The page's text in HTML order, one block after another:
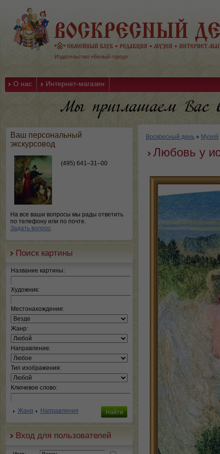
Издательство «Белый город»
О нас Интернет-магазин
Ваш персональный
экскурсовод
(495) 641–31–00
На все ваши вопросы мы рады ответить
по телефону или по почте.
Задать вопрос
Поиск картины
Название картины:
Художник:
Местонахождение:
Жанр:
Направление:
Тип изображения:
Ключевое слово:
Жанр Направления
Вход для пользователей
Воскресный день » Музей
Любовь у